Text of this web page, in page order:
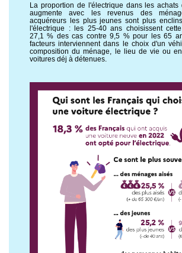
La proportion de l'électrique dans les achats
augmente avec les revenus des
acquéreurs les plus jeunes sont plus
l'électrique : les 25-40 ans choisissent
27,1 % des cas contre 9,5 % pour les 65
facteurs interviennent dans le choix d'un
composition du ménage, le lieu de vie ou
voitures déj à détenues.